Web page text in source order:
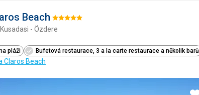
Beach Hodnotenie:
5/5
- Özdere
pláži Bufetová restaurace, 3 a la carte restaurace a několik barů
Claros Beach